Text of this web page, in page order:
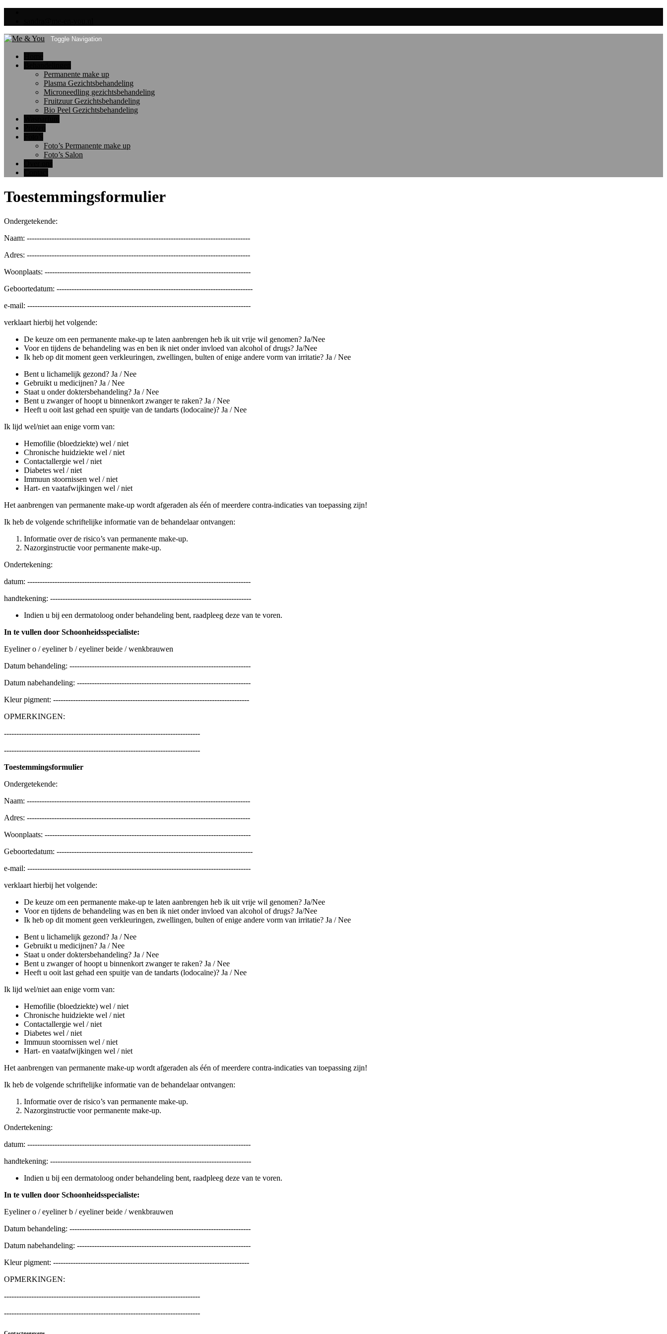
Toggle Navigation
Permanente make up
Plasma Gezichtsbehandeling
Microneedling gezichtsbehandeling
Fruitzuur Gezichtsbehandeling
Bio Peel Gezichtsbehandeling
Foto’s Permanente make up
Foto’s Salon
Toestemmingsformulier
Ondergetekende:
Naam: ------------------------------------------------------------------------------------------
Adres: ------------------------------------------------------------------------------------------
Woonplaats: -----------------------------------------------------------------------------------
Geboortedatum: -------------------------------------------------------------------------------
e-mail: ------------------------------------------------------------------------------------------
verklaart hierbij het volgende:
De keuze om een permanente make-up te laten aanbrengen heb ik uit vrije wil genomen? Ja/Nee
Voor en tijdens de behandeling was en ben ik niet onder invloed van alcohol of drugs? Ja/Nee
Ik heb op dit moment geen verkleuringen, zwellingen, bulten of enige andere vorm van irritatie? Ja / Nee
Bent u lichamelijk gezond? Ja / Nee
Gebruikt u medicijnen? Ja / Nee
Staat u onder doktersbehandeling? Ja / Nee
Bent u zwanger of hoopt u binnenkort zwanger te raken? Ja / Nee
Heeft u ooit last gehad een spuitje van de tandarts (lodocaïne)? Ja / Nee
Ik lijd wel/niet aan enige vorm van:
Hemofilie (bloedziekte) wel / niet
Chronische huidziekte wel / niet
Contactallergie wel / niet
Diabetes wel / niet
Immuun stoornissen wel / niet
Hart- en vaatafwijkingen wel / niet
Het aanbrengen van permanente make-up wordt afgeraden als één of meerdere contra-indicaties van toepassing zijn!
Ik heb de volgende schriftelijke informatie van de behandelaar ontvangen:
Informatie over de risico’s van permanente make-up.
Nazorginstructie voor permanente make-up.
Ondertekening:
datum: ------------------------------------------------------------------------------------------
handtekening: ---------------------------------------------------------------------------------
Indien u bij een dermatoloog onder behandeling bent, raadpleeg deze van te voren.
In te vullen door Schoonheidsspecialiste:
Eyeliner o / eyeliner b / eyeliner beide / wenkbrauwen
Datum behandeling: -------------------------------------------------------------------------
Datum nabehandeling: ----------------------------------------------------------------------
Kleur pigment: -------------------------------------------------------------------------------
OPMERKINGEN:
-------------------------------------------------------------------------------
-------------------------------------------------------------------------------
Toestemmingsformulier
Ondergetekende:
Naam: ------------------------------------------------------------------------------------------
Adres: ------------------------------------------------------------------------------------------
Woonplaats: -----------------------------------------------------------------------------------
Geboortedatum: -------------------------------------------------------------------------------
e-mail: ------------------------------------------------------------------------------------------
verklaart hierbij het volgende:
De keuze om een permanente make-up te laten aanbrengen heb ik uit vrije wil genomen? Ja/Nee
Voor en tijdens de behandeling was en ben ik niet onder invloed van alcohol of drugs? Ja/Nee
Ik heb op dit moment geen verkleuringen, zwellingen, bulten of enige andere vorm van irritatie? Ja / Nee
Bent u lichamelijk gezond? Ja / Nee
Gebruikt u medicijnen? Ja / Nee
Staat u onder doktersbehandeling? Ja / Nee
Bent u zwanger of hoopt u binnenkort zwanger te raken? Ja / Nee
Heeft u ooit last gehad een spuitje van de tandarts (lodocaïne)? Ja / Nee
Ik lijd wel/niet aan enige vorm van:
Hemofilie (bloedziekte) wel / niet
Chronische huidziekte wel / niet
Contactallergie wel / niet
Diabetes wel / niet
Immuun stoornissen wel / niet
Hart- en vaatafwijkingen wel / niet
Het aanbrengen van permanente make-up wordt afgeraden als één of meerdere contra-indicaties van toepassing zijn!
Ik heb de volgende schriftelijke informatie van de behandelaar ontvangen:
Informatie over de risico’s van permanente make-up.
Nazorginstructie voor permanente make-up.
Ondertekening:
datum: ------------------------------------------------------------------------------------------
handtekening: ---------------------------------------------------------------------------------
Indien u bij een dermatoloog onder behandeling bent, raadpleeg deze van te voren.
In te vullen door Schoonheidsspecialiste:
Eyeliner o / eyeliner b / eyeliner beide / wenkbrauwen
Datum behandeling: -------------------------------------------------------------------------
Datum nabehandeling: ----------------------------------------------------------------------
Kleur pigment: -------------------------------------------------------------------------------
OPMERKINGEN:
-------------------------------------------------------------------------------
-------------------------------------------------------------------------------